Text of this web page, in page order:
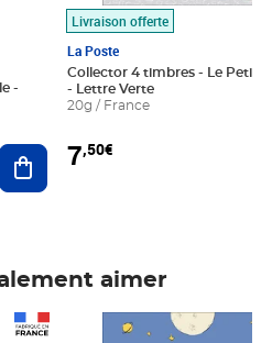
Ajouter au panier
Livraison offerte
La Poste
Collector 4 timbres - Le Petit
- Lettre Verte
20g / France
7,50€
aimer
Prix 7,50€